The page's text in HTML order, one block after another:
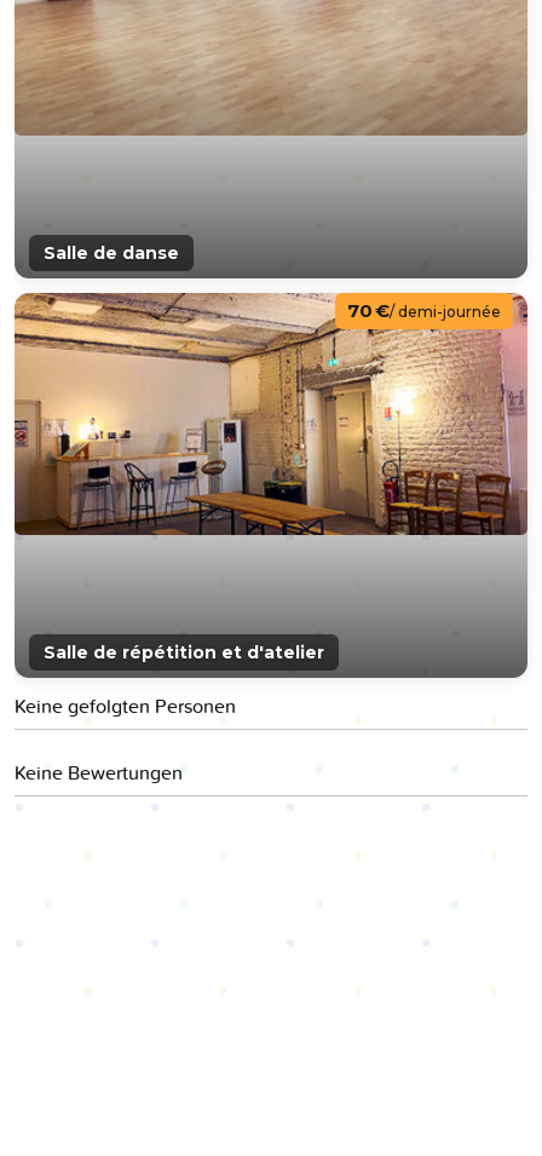
Salle de danse
Salle de répétition et d'atelier
70 €/ demi-journée
Keine gefolgten Personen
Keine Bewertungen